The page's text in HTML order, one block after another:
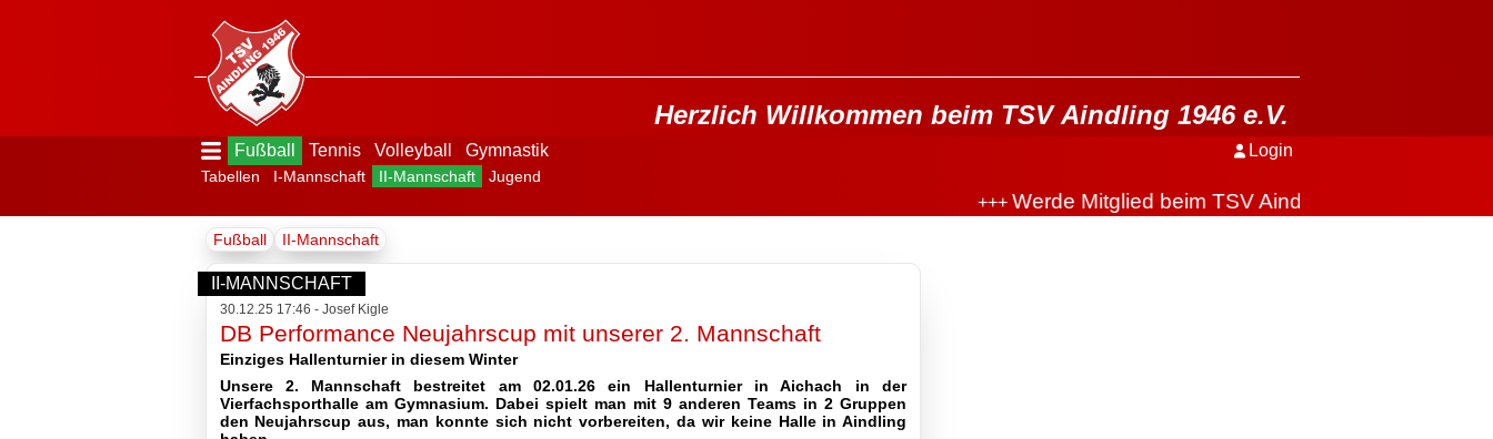
Herzlich Willkommen beim TSV Aindling 1946 e.V.
Fußball Tennis Volleyball Gymnastik Login
Tabellen I-Mannschaft II-Mannschaft Jugend
+++Werde Mitglied beim TSV Aindling
Menü
ausblenden
Startseite
Der
Verein
Fußball II-Mannschaft
II-MANNSCHAFT
30.12.25 17:46 - Josef Kigle
DB Performance Neujahrscup mit unserer 2. Mannschaft
Einziges Hallenturnier in diesem Winter
Unsere 2. Mannschaft bestreitet am 02.01.26 ein Hallenturnier in Aichach in der
Vierfachsporthalle am Gymnasium. Dabei spielt man mit 9 anderen Teams in 2 Gruppen
den Neujahrscup aus, man konnte sich nicht vorbereiten, da wir keine Halle in Aindling